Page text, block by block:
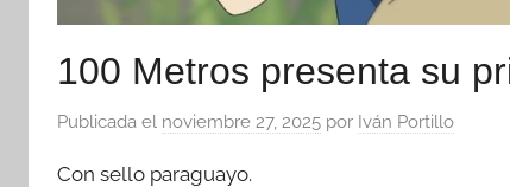
100 Metros presenta su
Publicada el noviembre 27, 2025 por Iván Portillo
Con sello paraguayo.